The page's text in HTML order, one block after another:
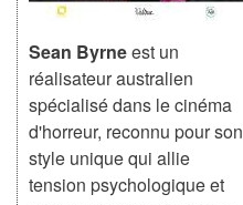
Sean Byrneest un
réalisateur australien
spécialisé dans le cinéma
d'horreur, reconnu pour son
style unique qui allie
tension psychologique et